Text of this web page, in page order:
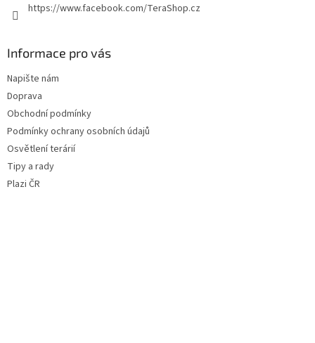
https://www.facebook.com/TeraShop.cz
Informace pro vás
Napište nám
Doprava
Obchodní podmínky
Podmínky ochrany osobních údajů
Osvětlení terárií
Tipy a rady
Plazi ČR